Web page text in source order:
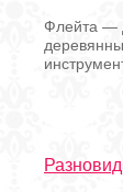
Флейта —